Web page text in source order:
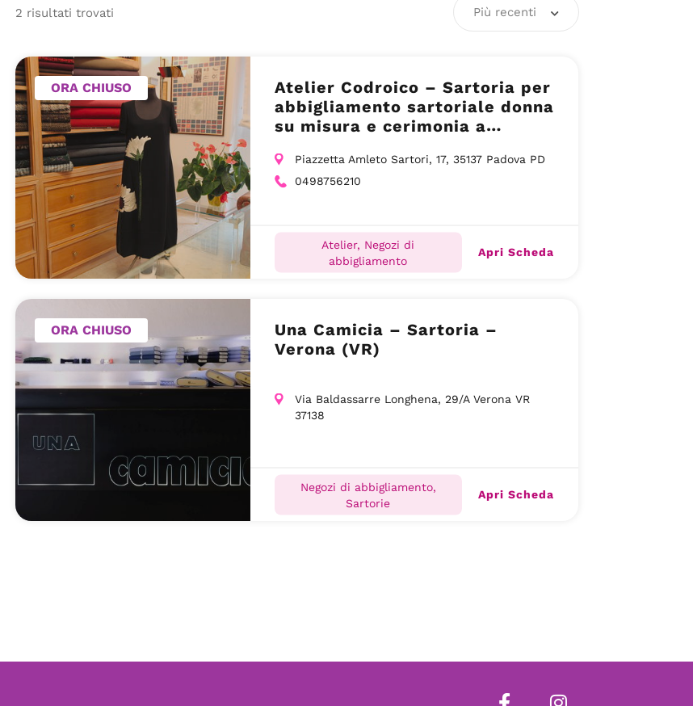
2 risultati trovati Più recenti
ORA CHIUSO
Atelier Codroico – Sartoria per
abbigliamento sartoriale donna
su misura e cerimonia a
Piazzetta Amleto Sartori, 17, 35137 Padova PD
0498756210
Atelier, Negozi di
abbigliamento
Apri Scheda
ORA CHIUSO
Una Camicia – Sartoria –
Verona (VR)
Via Baldassarre Longhena, 29/A Verona VR
37138
Negozi di abbigliamento,
Sartorie
Apri Scheda